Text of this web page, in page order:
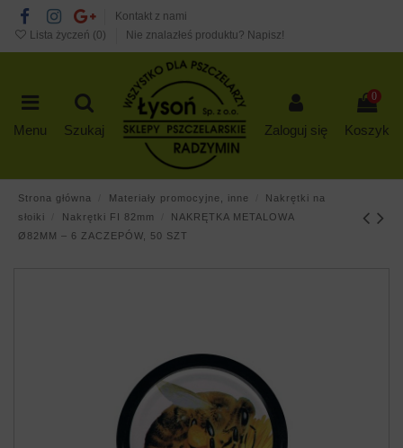
Kontakt z nami
Lista życzeń (0) Nie znalazłeś produktu? Napisz!
Menu Szukaj Zaloguj się
0
Koszyk
Strona główna Materiały promocyjne, inne
Nakrętki na
słoiki
Nakrętki FI 82mm
NAKRĘTKA METALOWA
Ø82MM – 6 ZACZEPÓW, 50 SZT